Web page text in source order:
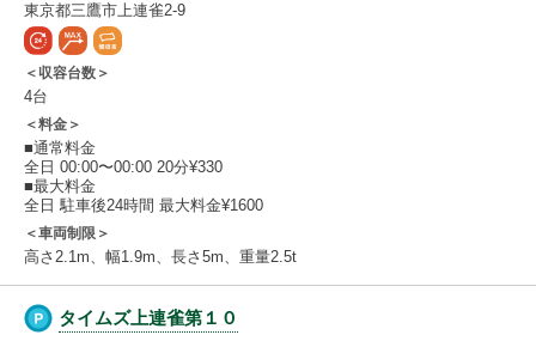
東京都三鷹市上連雀2-9
＜収容台数＞
4台
＜料金＞
■通常料金
全日 00:00〜00:00 20分¥330
■最大料金
全日 駐車後24時間 最大料金¥1600
＜車両制限＞
高さ2.1m、幅1.9m、長さ5m、重量2.5t
タイムズ上連雀第１０